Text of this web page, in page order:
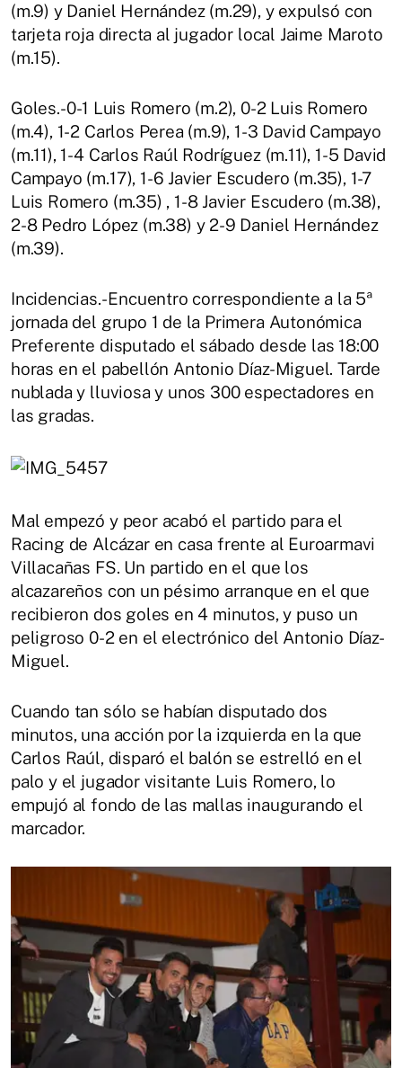
(m.9) y Daniel Hernández (m.29), y expulsó con
tarjeta roja directa al jugador local Jaime Maroto
(m.15).
Goles.- 0-1 Luis Romero (m.2), 0-2 Luis Romero
(m.4), 1-2 Carlos Perea (m.9), 1-3 David Campayo
(m.11), 1-4 Carlos Raúl Rodríguez (m.11), 1-5 David
Campayo (m.17), 1-6 Javier Escudero (m.35), 1-7
Luis Romero (m.35) , 1-8 Javier Escudero (m.38),
2-8 Pedro López (m.38) y 2-9 Daniel Hernández
(m.39).
Incidencias.- Encuentro correspondiente a la 5ª
jornada del grupo 1 de la Primera Autonómica
Preferente disputado el sábado desde las 18:00
horas en el pabellón Antonio Díaz-Miguel. Tarde
nublada y lluviosa y unos 300 espectadores en
las gradas.
Mal empezó y peor acabó el partido para el
Racing de Alcázar en casa frente al Euroarmavi
Villacañas FS. Un partido en el que los
alcazareños con un pésimo arranque en el que
recibieron dos goles en 4 minutos, y puso un
peligroso 0-2 en el electrónico del Antonio Díaz-
Miguel.
Cuando tan sólo se habían disputado dos
minutos, una acción por la izquierda en la que
Carlos Raúl, disparó el balón se estrelló en el
palo y el jugador visitante Luis Romero, lo
empujó al fondo de las mallas inaugurando el
marcador.